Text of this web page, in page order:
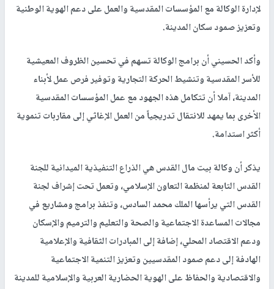
لإدارة الوكالة مع المؤسسات المقدسية والعمل على دعم الهوية الوطنية
وتعزيز صمود سكان المدينة.
وأكد الحسيني أن برامج الوكالة تسهم في تحسين الظروف المعيشية
للأسر المقدسية وتنشيط الحركة التجارية وتوفير فرص عمل لأبناء
المدينة، آملا أن تتكامل هذه الجهود مع عمل المؤسسات المقدسية
الأخرى بما يمهد للانتقال تدريجياً من العمل الإغاثي إلى مقاربات تنموية
أكثر استدامة.
يذكر أن وكالة بيت مال القدس هي الذراع التنفيذية الميدانية للجنة
القدس التابعة لمنظمة التعاون الإسلامي، وتعمل تحت إشراف لجنة
القدس التي يرأسها الملك محمد السادس، وتنفذ برامج ومشاريع في
مجالات المساعدة الاجتماعية والصحة والتعليم والترميم والإسكان
ودعم الاقتصاد المحلي، إضافة إلى المبادرات الثقافية والإعلامية
الهادفة إلى دعم صمود المقدسيين وتعزيز التنمية الاجتماعية
والاقتصادية والحفاظ على الهوية الحضارية العربية والإسلامية للمدينة